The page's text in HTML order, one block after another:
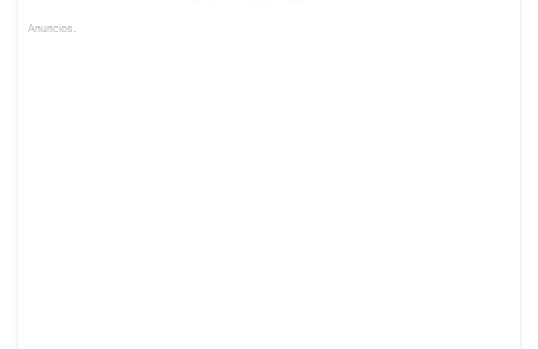
Anuncios.